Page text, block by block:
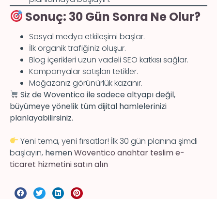
Sonuç: 30 Gün Sonra Ne Olur?
Sosyal medya etkileşimi başlar.
İlk organik trafiğiniz oluşur.
Blog içerikleri uzun vadeli SEO katkısı sağlar.
Kampanyalar satışları tetikler.
Mağazanız görünürlük kazanır.
Siz de Woventico ile sadece altyapı değil,
büyümeye yönelik tüm dijital hamlelerinizi
planlayabilirsiniz.
Yeni tema, yeni fırsatlar! İlk 30 gün planına şimdi
başlayın, hemenWoventico anahtar teslim e-
ticaret hizmetini satın alın